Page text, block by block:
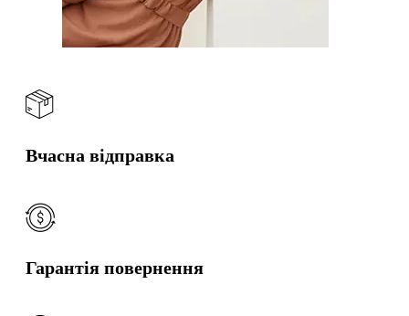
Вчасна відправка
Гарантія повернення